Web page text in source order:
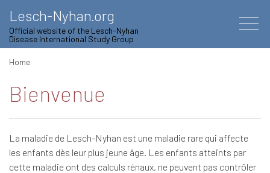
Lesch-Nyhan.org
Official website of the Lesch-Nyhan
Disease International Study Group
Home
Bienvenue
La maladie de Lesch-Nyhan est une maladie rare qui affecte
les enfants dès leur plus jeune âge. Les enfants atteints par
cette maladie ont des calculs rénaux, ne peuvent pas contrôler